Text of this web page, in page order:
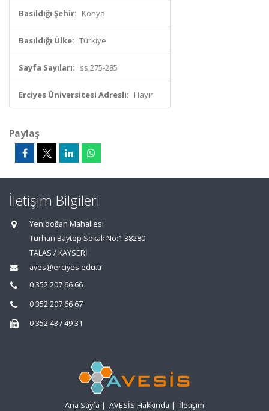
Basıldığı Şehir: Konya
Basıldığı Ülke: Türkiye
Sayfa Sayıları: ss.275-285
Erciyes Üniversitesi Adresli: Hayır
Paylaş
İletişim Bilgileri
Yenidoğan Mahallesi
Turhan Baytop Sokak No:1 38280
TALAS / KAYSERİ
aves@erciyes.edu.tr
0 352 207 66 66
0 352 207 66 67
0 352 437 49 31
Ana Sayfa | AVESİS Hakkında | İletişim